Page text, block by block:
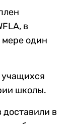
в
мере один
школы.
доставили в